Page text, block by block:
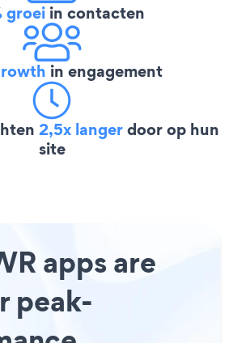
groei in contacten
in engagement
2,5x langerdoor op hun
site
apps are
peak-